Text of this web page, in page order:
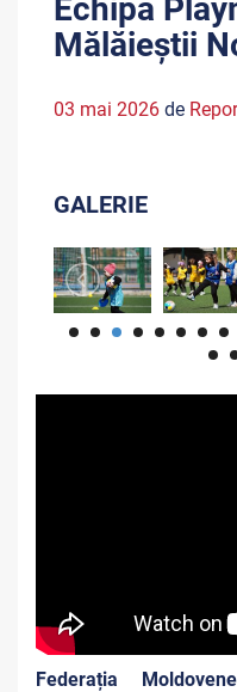
Echipa
Mălăieștii
03 mai 2026 de
GALERIE
Federația